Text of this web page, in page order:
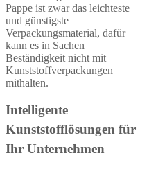
Pappe ist zwar das leichteste
und günstigste
Verpackungsmaterial, dafür
kann es in Sachen
Beständigkeit nicht mit
Kunststoffverpackungen
mithalten.
Intelligente
Kunststofflösungen für
Ihr Unternehmen